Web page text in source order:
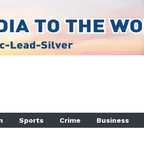
Sports Crime Business